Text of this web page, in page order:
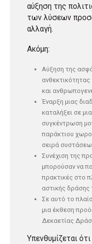
αύξηση της
των λύσεων
αλλαγή.
Ακόμη:
Αύξηση της
και
Έναρξη μιας
καταλήξει σε
συγκέντρωση
παράκτιου
σειρά
Συνέχιση της
μπορούσαν να
πρακτικές στο
αστικής δράσης
Σε αυτό το
μια έκθεση
Δεκαετίας
Υπενθυμίζεται